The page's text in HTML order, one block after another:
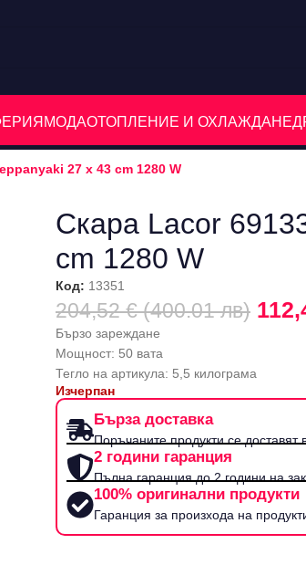
МОДАОТОПЛЕНИЕ И ОХЛАЖДАНЕ
27 x 43 cm 1280 W
Скара Lacor
cm 1280 W
Код: 13351
204,52 € (400.01 лв)
Бързо зареждане
Мощност: 50 вата
Тегло на артикула: 5,5 килограма
Изчерпан
Бърза доставка
Поръчаните продукти се доставят
2 години гаранция
Пълна гаранция до 2 години на
100% оригинални продукти
Гаранция за произхода на